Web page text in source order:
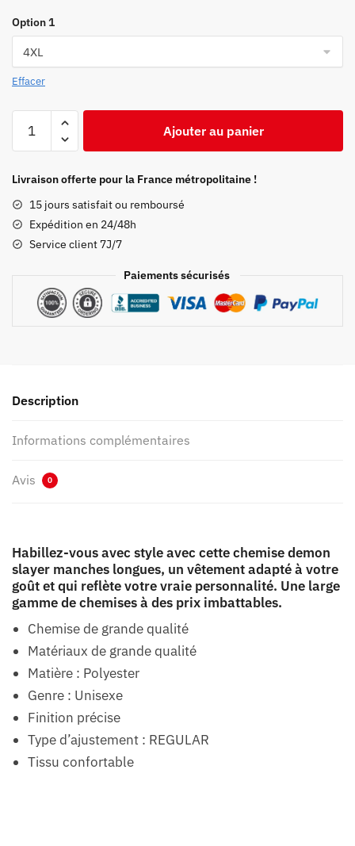
Option 1
Effacer
Demon
Manches
Longues
Ajouter au panier
Livraison offerte pour la France métropolitaine !
15 jours satisfait ou remboursé
Expédition en 24/48h
Service client 7J/7
Paiements sécurisés
Description
Informations complémentaires
Avis 0
Habillez-vous avec style avec cette chemise demon
slayer manches longues, un vêtement adapté à votre
goût et qui reflète votre vraie personnalité. Une large
gamme de chemises à des prix imbattables.
Chemise de grande qualité
Matériaux de grande qualité
Matière : Polyester
Genre : Unisexe
Finition précise
Type d’ajustement : REGULAR
Tissu confortable